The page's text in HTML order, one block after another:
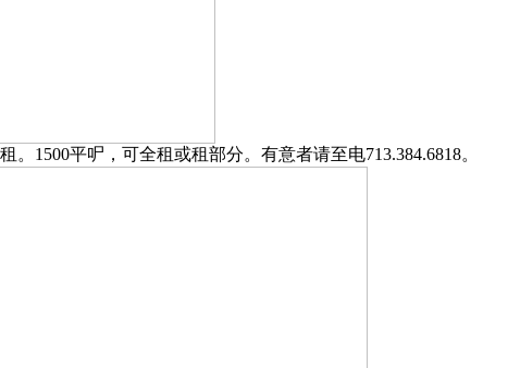
。1500平㕧，可全租或租部分。有意者请至电713.384.6818。